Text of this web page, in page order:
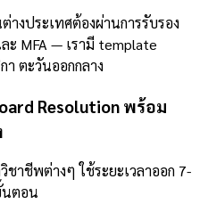
างประเทศต้องผ่านการรับรอง
ะ MFA — เรามี template
า ตะวันออกกลาง
Resolution พร้อม
ชาชีพต่างๆ ใช้ระยะเวลาออก 7-
นตอน